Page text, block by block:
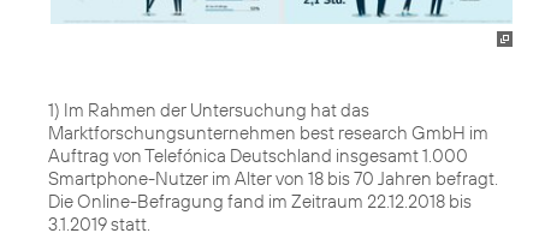
1) Im Rahmen der Untersuchung hat das
Marktforschungsunternehmen best research GmbH im
Auftrag von Telefónica Deutschland insgesamt 1.000
Smartphone-Nutzer im Alter von 18 bis 70 Jahren befragt.
Die Online-Befragung fand im Zeitraum 22.12.2018 bis
3.1.2019 statt.